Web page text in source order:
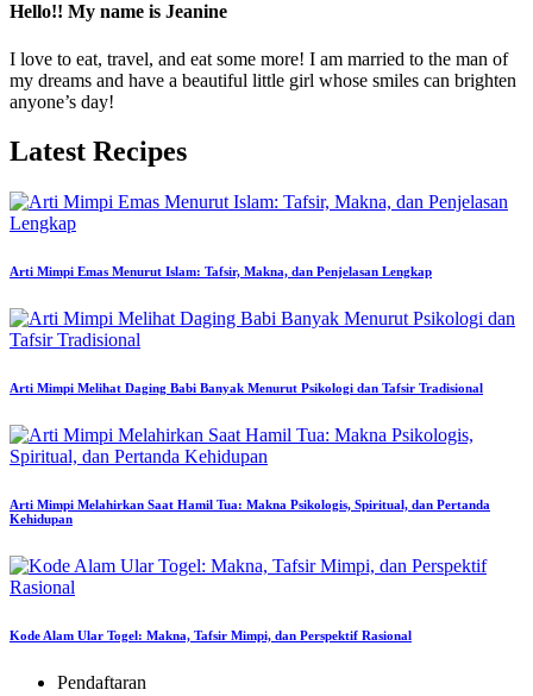
Hello!! My name is Jeanine
I love to eat, travel, and eat some more! I am married to the man of
my dreams and have a beautiful little girl whose smiles can brighten
anyone’s day!
Latest Recipes
Arti Mimpi Emas Menurut Islam: Tafsir, Makna, dan Penjelasan Lengkap
Arti Mimpi Melihat Daging Babi Banyak Menurut Psikologi dan Tafsir Tradisional
Arti Mimpi Melahirkan Saat Hamil Tua: Makna Psikologis, Spiritual, dan Pertanda
Kehidupan
Kode Alam Ular Togel: Makna, Tafsir Mimpi, dan Perspektif Rasional
Pendaftaran